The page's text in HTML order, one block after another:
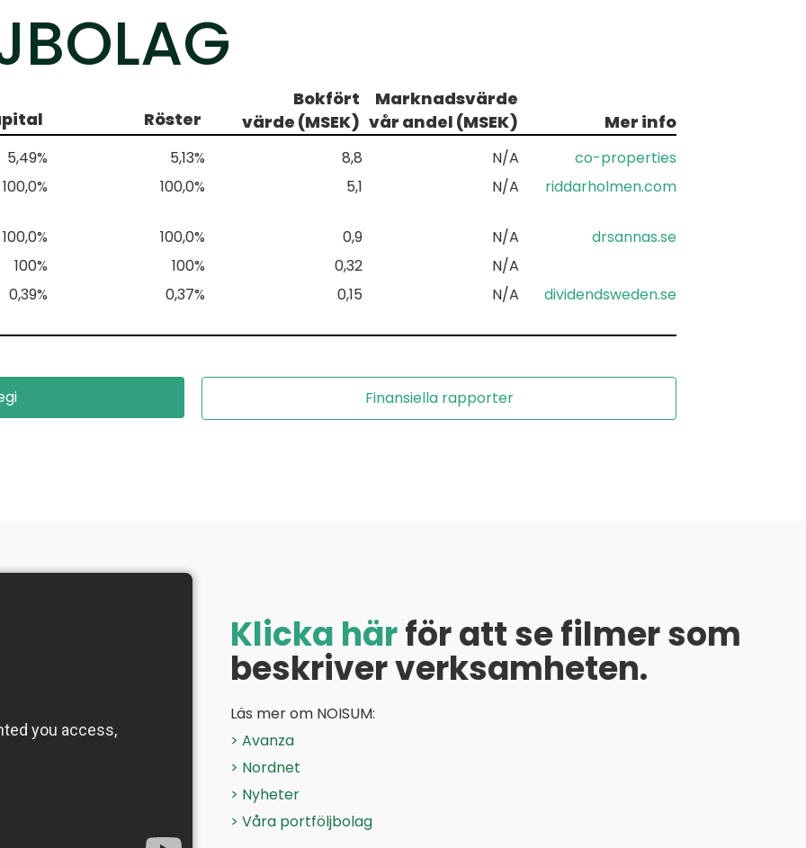
Röster
Bokfört
värde (MSEK)
Marknadsvärde
vår andel (MSEK)
Mer info
5,49% 5,13% 8,8 N/A
co-properties
100,0%
100,0% 5,1 N/A riddarholmen.com
100,0% 100,0% 0,9 N/A
drsannas.se
100%
100% 0,32
N/A
0,39%
0,37% 0,15 N/A dividendsweden.se
Finansiella rapporter
Klicka härför att se filmer som
beskriver verksamheten.
Läs mer om NOISUM:
> Avanza
> Nordnet
> Nyheter
> Våra portföljbolag